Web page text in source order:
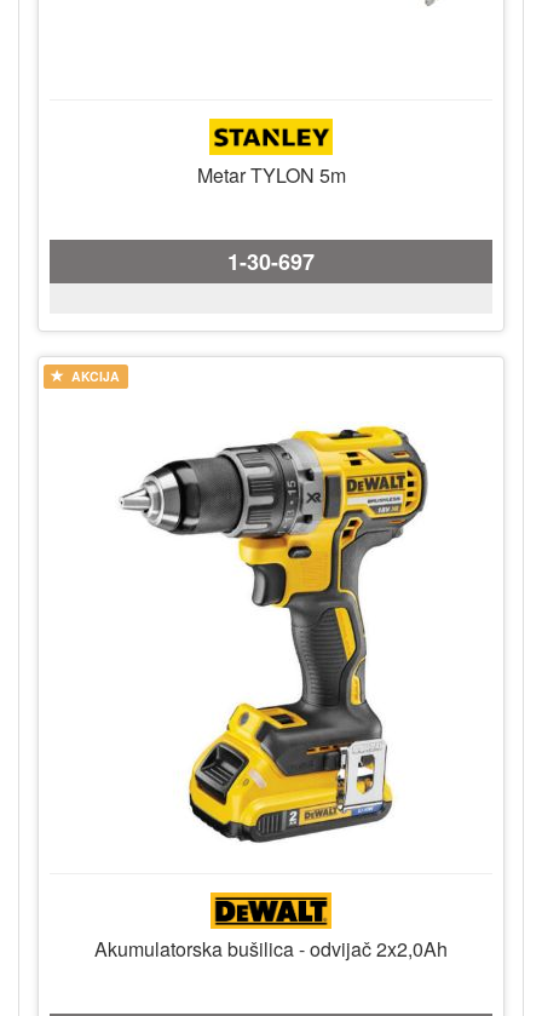
Metar TYLON 5m
1-30-697
AKCIJA
Akumulatorska bušilica - odvijač 2x2,0Ah